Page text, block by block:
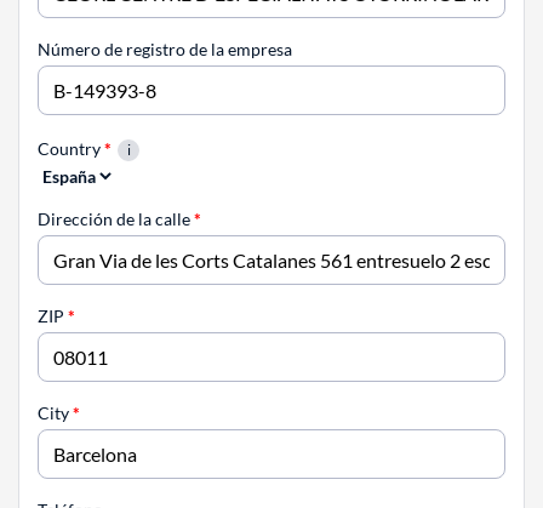
Número de registro de la empresa
Country*
Dirección de la calle*
ZIP *
City*